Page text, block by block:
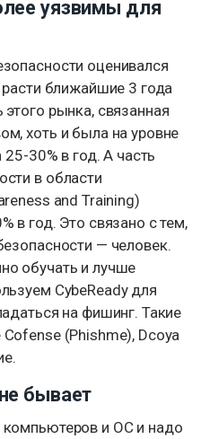
уязвимы для
оценивался
ближайшие 3 года
рынка, связанная
хоть и была на уровне
30% в год. А часть
в области
and Training)
в год. Это связано с тем,
— человек.
обучать и лучше
CybeReady для
на фишинг. Такие
(Phishme), Dcoya
бывает
и ОС и надо